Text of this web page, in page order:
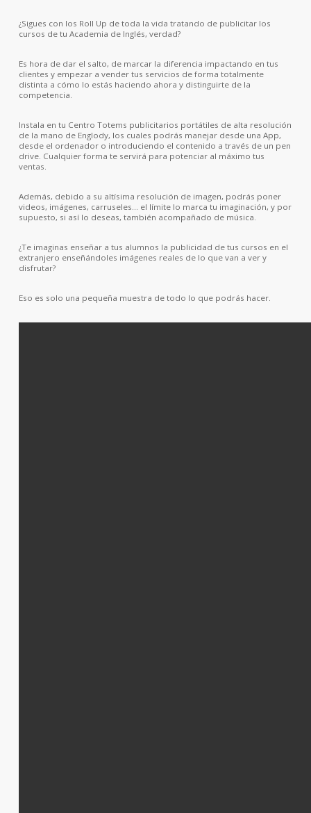
desde
2.100,00 €
¿Sigues con los Roll Up de toda la vida tratando de publicitar los
cursos de tu Academia de Inglés, verdad?
Es hora de dar el salto, de marcar la diferencia impactando en tus
clientes y empezar a vender tus servicios de forma totalmente
distinta a cómo lo estás haciendo ahora y distinguirte de la
competencia.
Instala en tu Centro Totems publicitarios portátiles de alta resolución
de la mano de Englody, los cuales podrás manejar desde una App,
desde el ordenador o introduciendo el contenido a través de un pen
drive. Cualquier forma te servirá para potenciar al máximo tus
ventas.
Además, debido a su altísima resolución de imagen, podrás poner
videos, imágenes, carruseles… el límite lo marca tu imaginación, y por
supuesto, si así lo deseas, también acompañado de música.
¿Te imaginas enseñar a tus alumnos la publicidad de tus cursos en el
extranjero enseñándoles imágenes reales de lo que van a ver y
disfrutar?
Eso es solo una pequeña muestra de todo lo que podrás hacer.